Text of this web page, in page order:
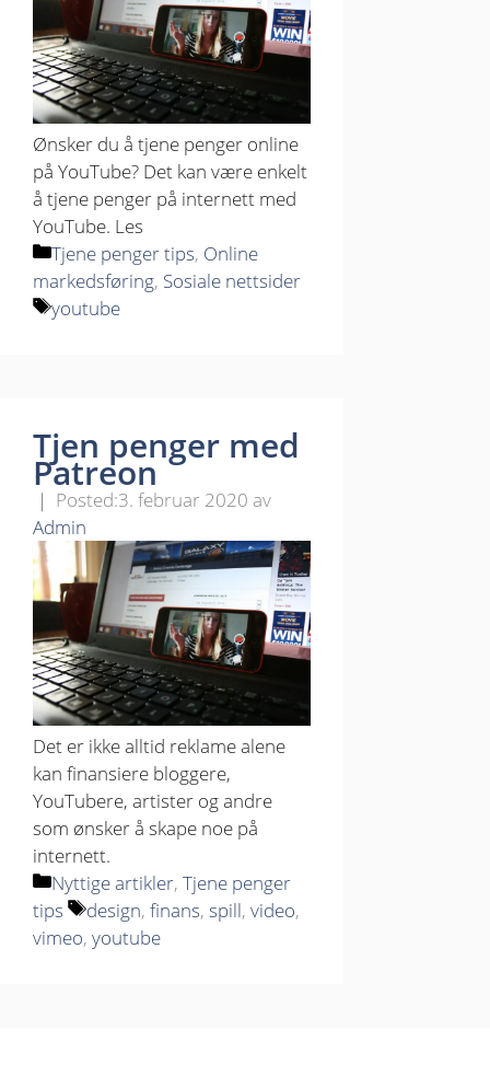
Ønsker du å tjene penger online
på YouTube? Det kan være enkelt
å tjene penger på internett med
YouTube. Les
Kategorier
Tjene penger tips, Online
markedsføring, Sosiale nettsider
Stikkord
youtube
Tjen penger med
Patreon
3. februar 2020 av
Admin
Det er ikke alltid reklame alene
kan finansiere bloggere,
YouTubere, artister og andre
som ønsker å skape noe på
internett.
Kategorier
Nyttige artikler, Tjene penger
tips
Stikkord
design, finans, spill, video,
vimeo, youtube